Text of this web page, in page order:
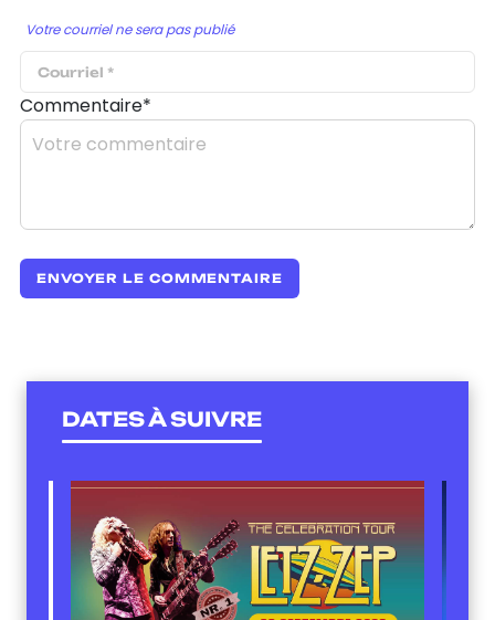
Votre courriel ne sera pas publié
Commentaire*
DATES À SUIVRE